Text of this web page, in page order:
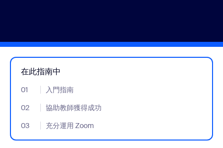
在此指南中
01 入門指南
- Jumplink to 入門指南
02
協助教師獲得成功
- Jumplink to 協助教師獲得成功
03
充分運用 Zoom
- Jumplink to 充分運用 Zoom